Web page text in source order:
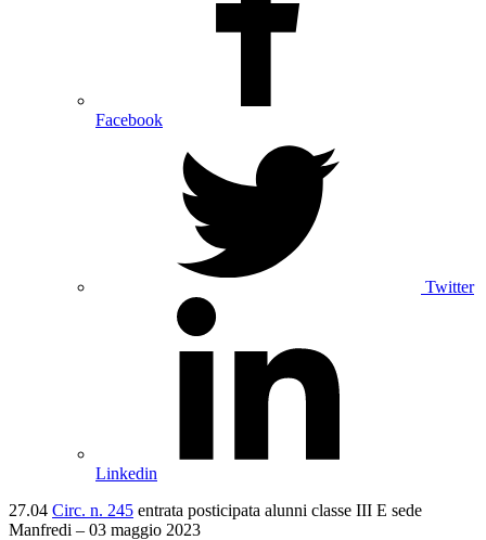
Facebook
Twitter
Linkedin
27.04 Circ. n. 245 entrata posticipata alunni classe III E sede
Manfredi – 03 maggio 2023